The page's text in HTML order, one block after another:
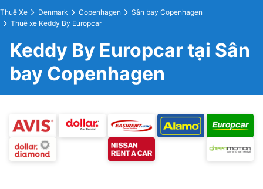
Thuê Xe Denmark Copenhagen
Sân bay Copenhagen
Thuê xe Keddy By Europcar
Keddy By Europcar tại Sân
bay Copenhagen